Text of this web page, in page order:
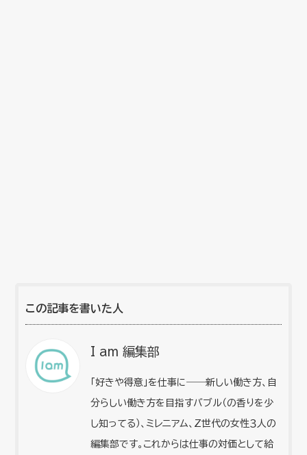
この記事を書いた人
I am 編集部
「好きや得意」を仕事に――新しい働き方、自
分らしい働き方を目指すバブル（の香りを少
し知ってる）、ミレニアム、Z世代の女性３人の
編集部です。これからは仕事の対価として給